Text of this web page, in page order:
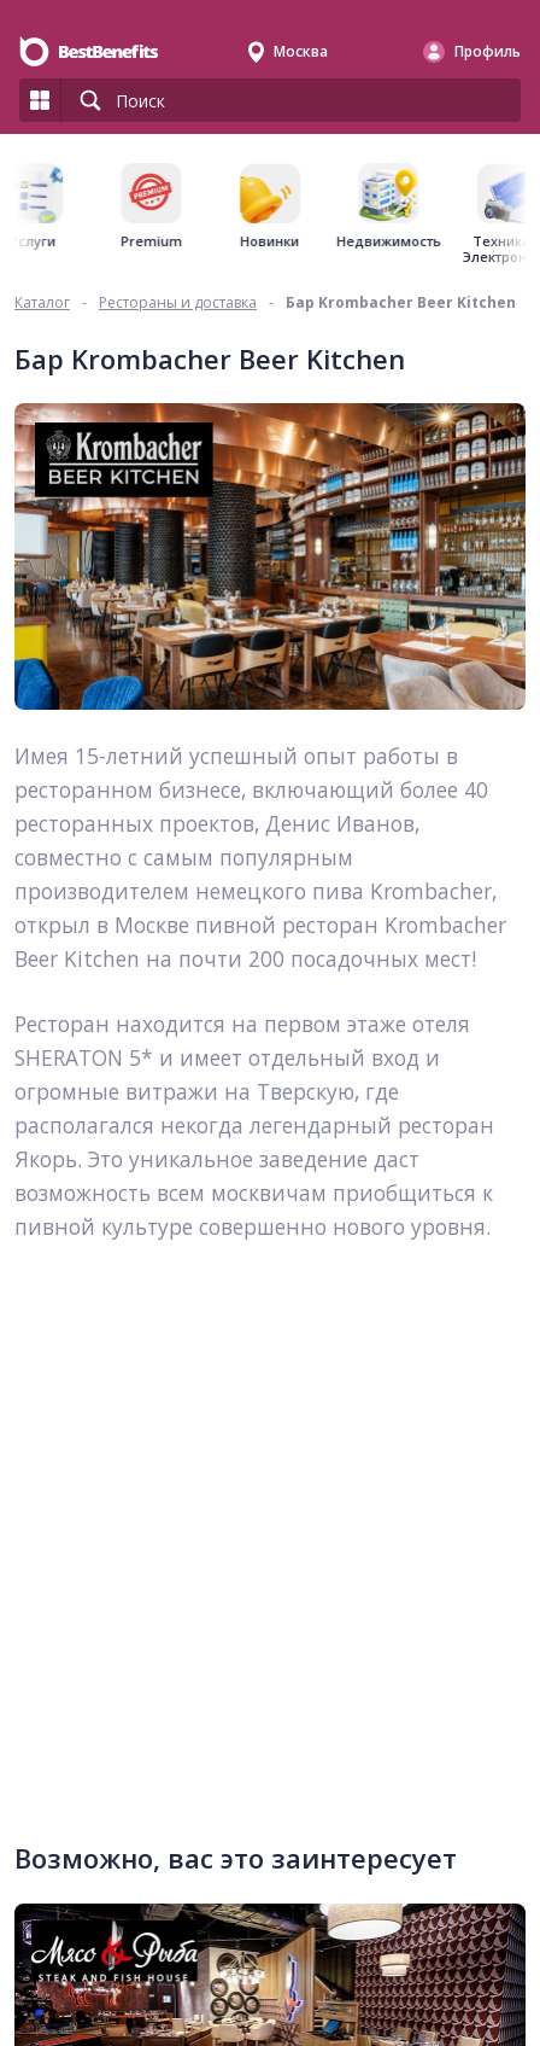
Москва Профиль
Услуги Premium Новинки Недвижимость
Техника
Каталог - Рестораны и доставка - Бар Krombacher Beer Kitchen
Бар Krombacher Beer Kitchen
Имея 15-летний успешный опыт работы в
ресторанном бизнесе, включающий более 40
ресторанных проектов, Денис Иванов,
совместно с самым популярным
производителем немецкого пива Krombacher,
открыл в Москве пивной ресторан Krombacher
Beer Kitchen на почти 200 посадочных мест!
Ресторан находится на первом этаже отеля
SHERATON 5* и имеет отдельный вход и
огромные витражи на Тверскую, где
располагался некогда легендарный ресторан
Якорь. Это уникальное заведение даст
возможность всем москвичам приобщиться к
пивной культуре совершенно нового уровня.
Возможно, вас это заинтересует